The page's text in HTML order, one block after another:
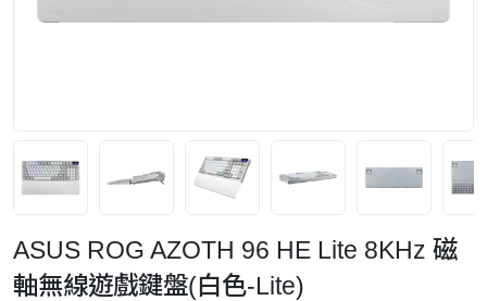
ASUS ROG AZOTH 96 HE Lite 8KHz 磁
軸無線遊戲鍵盤(白色-Lite)